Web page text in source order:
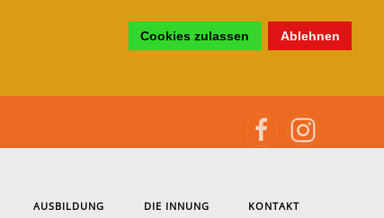
Cookies zulassen Ablehnen
AUSBILDUNG DIE INNUNG KONTAKT